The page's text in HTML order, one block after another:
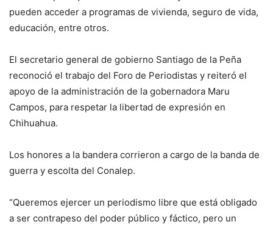
pueden acceder a programas de vivienda, seguro de vida,
educación, entre otros.
El secretario general de gobierno Santiago de la Peña
reconoció el trabajo del Foro de Periodistas y reiteró el
apoyo de la administración de la gobernadora Maru
Campos, para respetar la libertad de expresión en
Chihuahua.
Los honores a la bandera corrieron a cargo de la banda de
guerra y escolta del Conalep.
“Queremos ejercer un periodismo libre que está obligado
a ser contrapeso del poder público y fáctico, pero un